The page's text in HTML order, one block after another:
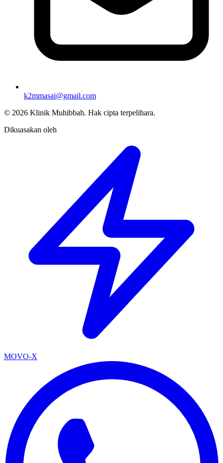
k2mmasai@gmail.com
© 2026 Klinik Muhibbah. Hak cipta terpelihara.
Dikuasakan oleh
MOVO-X